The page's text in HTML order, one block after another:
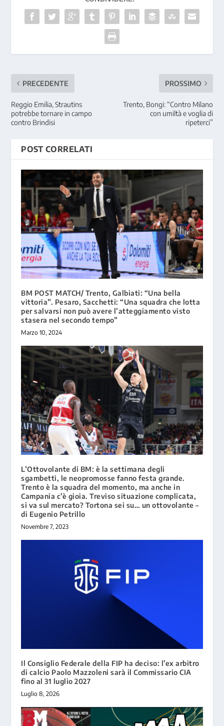
PRECEDENTE
Reggio Emilia, Strautins
potrebbe tornare in campo
contro Brindisi
PROSSIMO
Trento, Bongi: “Contro Milano
con umiltà e voglia di
ripeterci”
POST CORRELATI
BM POST MATCH/ Trento, Galbiati: “Una bella
vittoria”. Pesaro, Sacchetti: “Una squadra che lotta
per salvarsi non può avere l’atteggiamento visto
stasera nel secondo tempo”
Marzo 10, 2024
L’Ottovolante di BM: è la settimana degli
sgambetti, le neopromosse fanno festa grande.
Trento è la squadra del momento, ma anche in
Campania c’è gioia. Treviso situazione complicata,
si va sul mercato? Tortona sei su… un ottovolante –
di Eugenio Petrillo
Novembre 7, 2023
Il Consiglio Federale della FIP ha deciso: l’ex arbitro
di calcio Paolo Mazzoleni sarà il Commissario CIA
fino al 31 luglio 2027
Luglio 8, 2026